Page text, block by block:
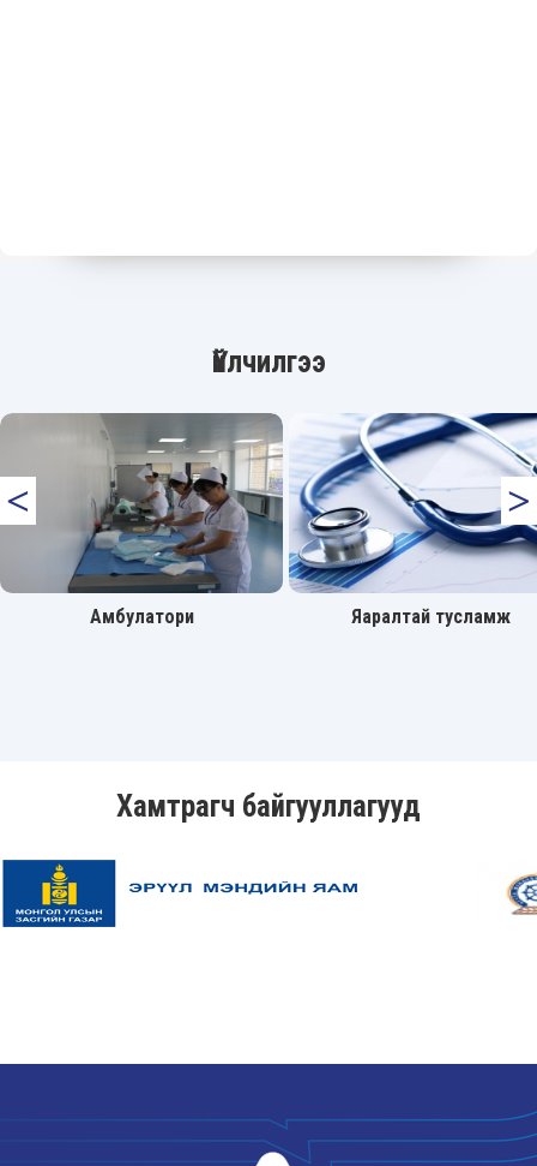
Үйлчилгээ
˂
Амбулатори Яаралтай тусламж
˃
Хамтрагч байгууллагууд